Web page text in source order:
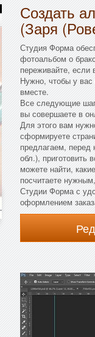
Создать
(Заря
Студия Форма
фотоальбом о
переживайте, если
Нужно, чтобы у
вместе.
Все следующие
вы совершаете в
Для этого вам
сформируете
предлагаем, перед
обл.), приготовить
можете найти,
посчитаете
Студии Форма с
оформлением